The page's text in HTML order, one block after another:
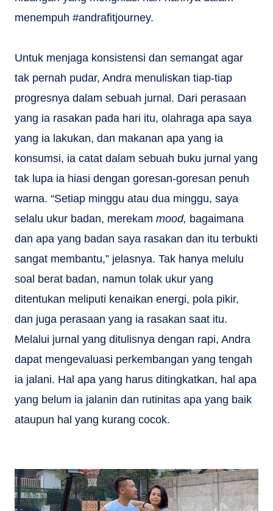
menempuh #andrafitjourney.
Untuk menjaga konsistensi dan semangat agar
tak pernah pudar, Andra menuliskan tiap-tiap
progresnya dalam sebuah jurnal. Dari perasaan
yang ia rasakan pada hari itu, olahraga apa saya
yang ia lakukan, dan makanan apa yang ia
konsumsi, ia catat dalam sebuah buku jurnal yang
tak lupa ia hiasi dengan goresan-goresan penuh
warna. “Setiap minggu atau dua minggu, saya
selalu ukur badan, merekam mood, bagaimana
dan apa yang badan saya rasakan dan itu terbukti
sangat membantu,” jelasnya. Tak hanya melulu
soal berat badan, namun tolak ukur yang
ditentukan meliputi kenaikan energi, pola pikir,
dan juga perasaan yang ia rasakan saat itu.
Melalui jurnal yang ditulisnya dengan rapi, Andra
dapat mengevaluasi perkembangan yang tengah
ia jalani. Hal apa yang harus ditingkatkan, hal apa
yang belum ia jalanin dan rutinitas apa yang baik
ataupun hal yang kurang cocok.